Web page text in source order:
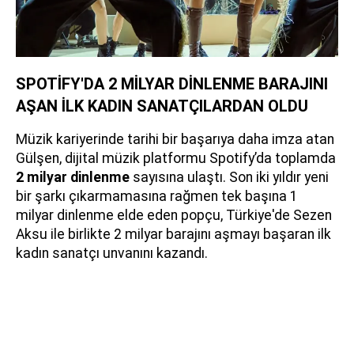
SPOTİFY'DA 2 MİLYAR DİNLENME BARAJINI
AŞAN İLK KADIN SANATÇILARDAN OLDU
Müzik kariyerinde tarihi bir başarıya daha imza atan
Gülşen, dijital müzik platformu Spotify’da toplamda
2 milyar dinlenme sayısına ulaştı. Son iki yıldır yeni
bir şarkı çıkarmamasına rağmen tek başına 1
milyar dinlenme elde eden popçu, Türkiye'de Sezen
Aksu ile birlikte 2 milyar barajını aşmayı başaran ilk
kadın sanatçı unvanını kazandı.